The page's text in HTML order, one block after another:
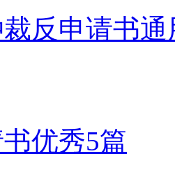
反申请书通
优秀5篇